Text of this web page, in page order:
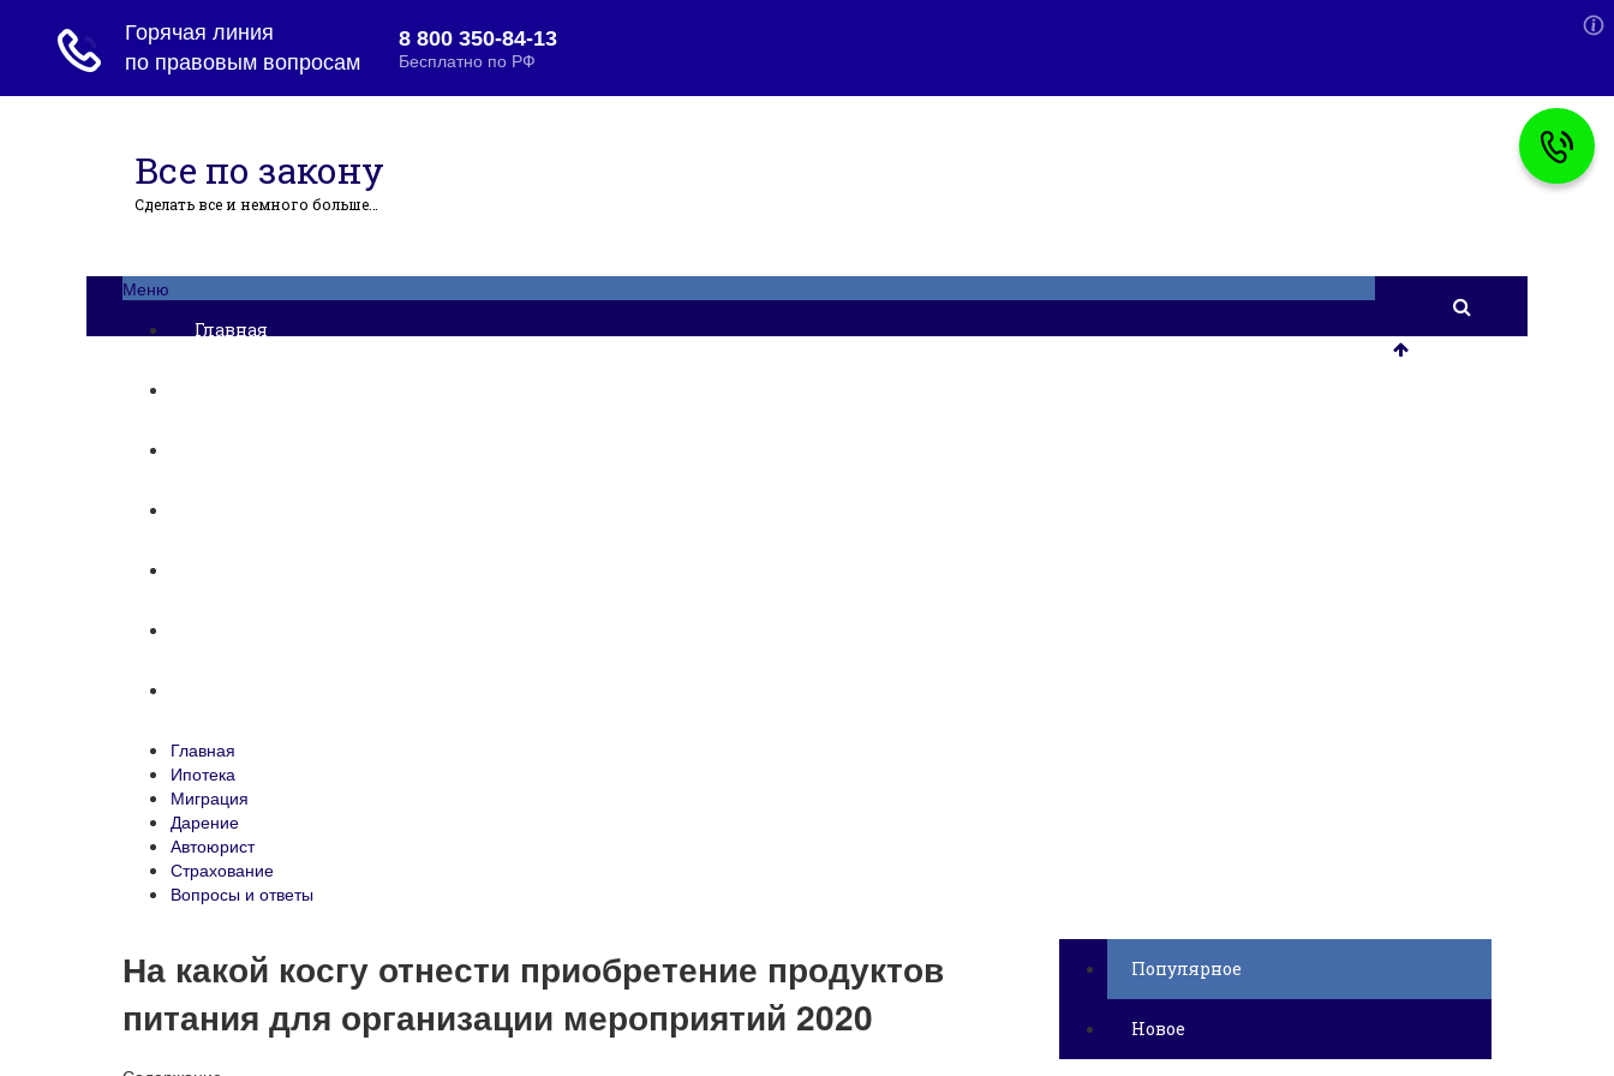
Все по закону
Сделать все и немного больше…
Меню
Главная
Главная
Ипотека
Миграция
Дарение
Автоюрист
Страхование
Вопросы и ответы
На какой косгу отнести приобретение продуктов
питания для организации мероприятий 2020
Популярное
Новое